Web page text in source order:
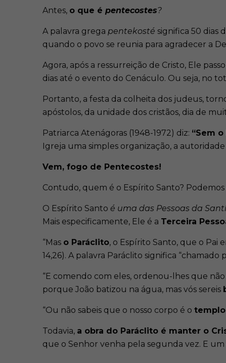
Antes, o que é pentecostes?
A palavra grega pentekosté significa 50 dias
quando o povo se reunia para agradecer a
Agora, após a ressurreição de Cristo, Ele
dias até o evento do Cenáculo. Ou seja, no
Portanto, a festa da colheita dos judeus,
apóstolos, da unidade dos cristãos, dia de
Patriarca Atenágoras (1948-1972) diz: “Sem
Igreja uma simples organização, a
Vem, fogo de Pentecostes!
Contudo, quem é o Espírito Santo?
O Espírito Santo é uma das Pessoas da
Mais especificamente, Ele é a Terceira
“Mas o Paráclito, o Espírito Santo, que o Pai
14,26). A palavra Paráclito significa “chamado
“E comendo com eles, ordenou-lhes que
porque João batizou na água, mas vós sereis
“Ou não sabeis que o nosso corpo é o
Todavia, a obra do Paráclito é manter o
que o Senhor venha pela segunda vez. E